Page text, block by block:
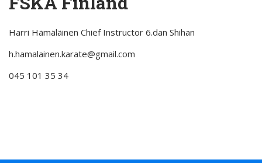
Harri Hämäläinen Chief Instructor 6.dan Shihan
h.hamalainen.karate@gmail.com
045 101 35 34